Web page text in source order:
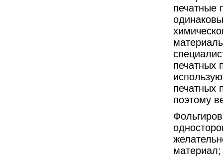
печатные
печатных
печатных
поэтому
материал;